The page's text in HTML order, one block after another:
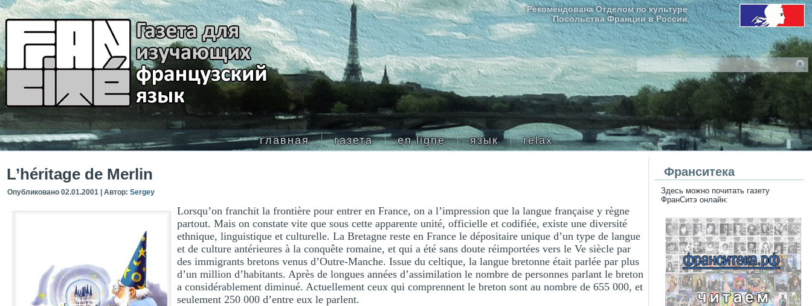
Рекомендована Отделом по культуре
Посольства Франции в России
главная газета en ligne язык relax
L’héritage de Merlin
Опубликовано 02.01.2001 Автор: Sergey
Lorsqu’on franchit la frontière pour entrer en France, on a l’impression que la langue française y règne
partout. Mais on constate vite que sous cette apparente unité, officielle et codifiée, existe une diversité
ethnique, linguistique et culturelle. La Bretagne reste en France le dépositaire unique d’un type de langue
et de culture antérieures à la conquête romaine, et qui a été sans doute réimportées vers le Ve siècle par
des immigrants bretons venus d’Outre-Manche. Issue du celtique, la langue bretonne était parlée par plus
d’un million d’habitants. Après de longues années d’assimilation le nombre de personnes parlant le breton
a considérablement diminué. Actuellement ceux qui comprennent le breton sont au nombre de 655 000, et
seulement 250 000 d’entre eux le parlent.
Франситека
Здесь можно почитать газету
ФранСитэ онлайн: